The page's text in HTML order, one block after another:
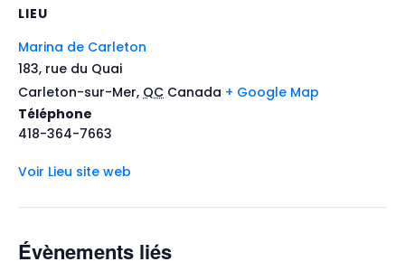
LIEU
Marina de Carleton
183, rue du Quai
Carleton-sur-Mer, QC Canada + Google Map
Téléphone
418-364-7663
Voir Lieu site web
Évènements liés